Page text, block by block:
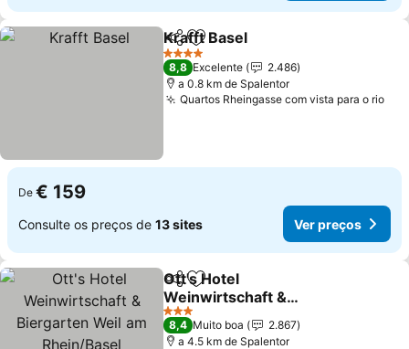
PartilharAdicionar aos favoritos
Krafft Basel
4 Estrelas
8,8 Excelente
2.486
a 0.8 km de Spalentor
Quartos Rheingasse com vista para o rio
De € 159
Consulte os preços de 13 sites Ver preços
PartilharAdicionar aos favoritos
Ott's Hotel
Weinwirtschaft &
Biergarten Weil am
Rhein/Basel
3 Estrelas
8,4 Muito boa
2.867
a 4.5 km de Spalentor